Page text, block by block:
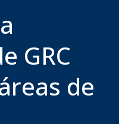
GRC
de